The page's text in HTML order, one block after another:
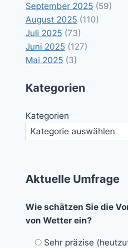
September 2025 (59)
August 2025 (110)
Juli 2025 (73)
Juni 2025 (127)
Mai 2025 (3)
Kategorien
Kategorien
Aktuelle Umfrage
Wie schätzen Sie die
von Wetter ein?
Sehr präzise